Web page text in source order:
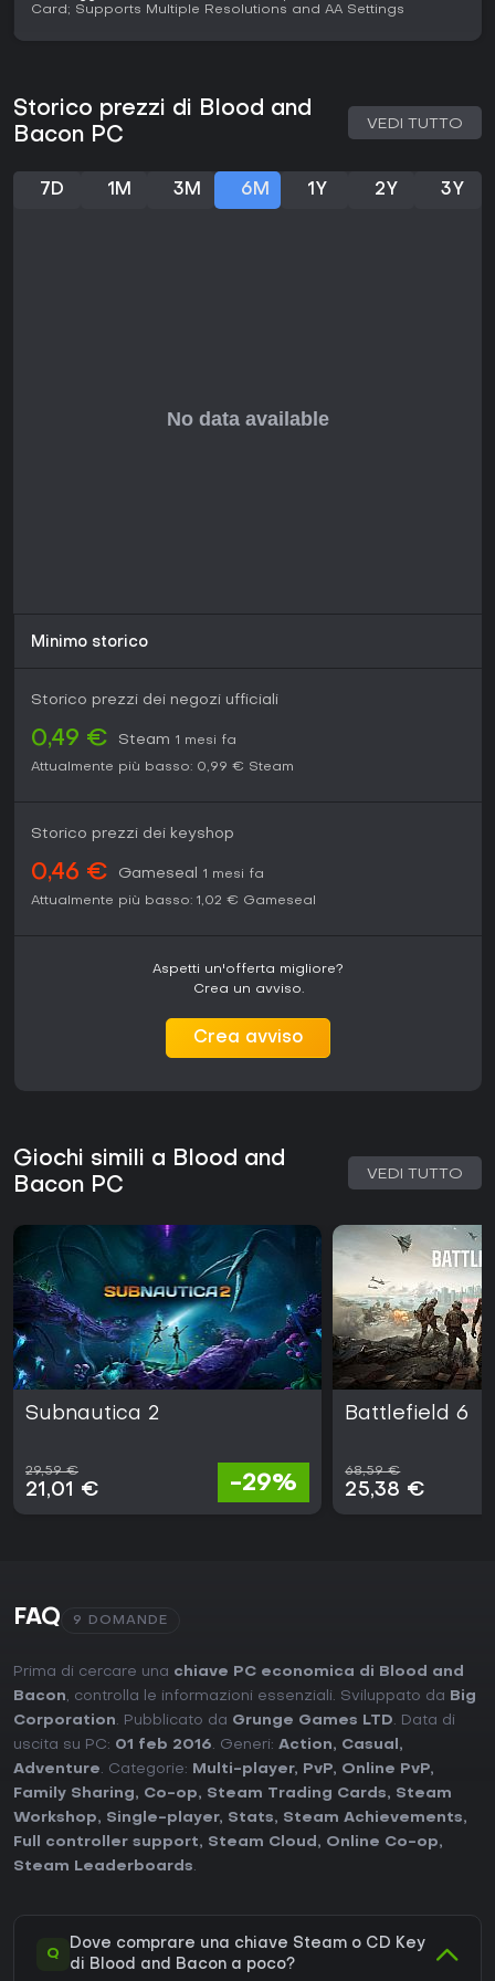
realistica.
Card; Supports Multiple Resolutions and AA Settings
Storico prezzi di Blood and
Bacon PC
VEDI TUTTO
7D 1M 3M 6M 1Y 2Y 3Y
Minimo storico
Storico prezzi dei negozi ufficiali
0,49 € Steam 1 mesi fa
Attualmente più basso: 0,99 € Steam
Storico prezzi dei keyshop
0,46 € Gameseal
1 mesi fa
Attualmente più basso: 1,02 € Gameseal
Aspetti un'offerta migliore?
Crea un avviso.
Crea avviso
Giochi simili a Blood and
Bacon PC
VEDI TUTTO
Subnautica 2
29,59 €
21,01 € -29%
Battlefield 6
68,59 €
25,38 €
FAQ 9 DOMANDE
Prima di cercare una chiave PC economica di Blood and
Bacon, controlla le informazioni essenziali. Sviluppato da
Big
Corporation. Pubblicato da Grunge Games LTD. Data di
uscita su PC: 01 feb 2016. Generi: Action, Casual ,
Adventure. Categorie: Multi-player, PvP, Online PvP,
Family Sharing, Co-op, Steam Trading Cards, Steam
Workshop, Single-player, Stats, Steam Achievements,
Full controller support, Steam Cloud , Online Co-op,
Steam Leaderboards.
Q
Dove comprare una chiave Steam o CD Key
di Blood and Bacon a poco?